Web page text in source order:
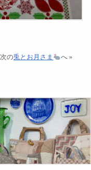
次の兎とお月さま へ »